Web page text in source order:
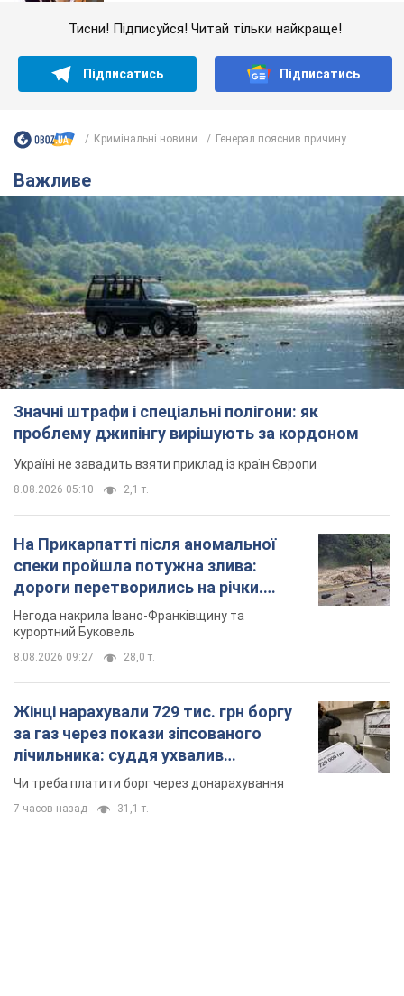
Тисни! Підписуйся! Читай тільки найкраще!
Підписатись Підписатись
Кримінальні новини Генерал пояснив причину...
Важливе
Значні штрафи і спеціальні полігони: як
проблему джипінгу вирішують за кордоном
Україні не завадить взяти приклад із країн Європи
8.08.2026 05:10 2,1 т.
На Прикарпатті після аномальної
спеки пройшла потужна злива:
дороги перетворились на річки.
Відео
Негода накрила Івано-Франківщину та
курортний Буковель
8.08.2026 09:27 28,0 т.
Жінці нарахували 729 тис. грн боргу
за газ через покази зіпсованого
лічильника: суддя ухвалив
неочікуване рішення
Чи треба платити борг через донарахування
7 часов назад 31,1 т.